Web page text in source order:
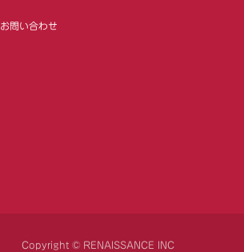
お問い合わせ
Copyright © RENAISSANCE INC